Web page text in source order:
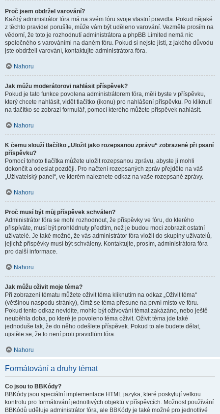
Proč jsem obdržel varování?
Každý administrátor fóra má na svém fóru svoje vlastní pravidla. Pokud nějaké
z těchto pravidel porušíte, může vám být uděleno varování. Vezměte prosím na
vědomí, že toto je rozhodnutí administrátora a phpBB Limited nemá nic
společného s varováními na daném fóru. Pokud si nejste jisti, z jakého důvodu
jste obdrželi varování, kontaktujte administrátora fóra.
Nahoru
Jak můžu moderátorovi nahlásit příspěvek?
Pokud je tato funkce povolena administrátorem fóra, měli byste v příspěvku,
který chcete nahlásit, vidět tlačítko (ikonu) pro nahlášení příspěvku. Po kliknutí
na tlačítko se zobrazí formulář, pomocí kterého můžete příspěvek nahlásit.
Nahoru
K čemu slouží tlačítko „Uložit jako rozepsanou zprávu“ zobrazené při psaní
příspěvku?
Pomocí tohoto tlačítka můžete uložit rozepsanou zprávu, abyste ji mohli
dokončit a odeslat později. Pro načtení rozepsaných zpráv přejděte na váš
„Uživatelský panel“, ve kterém naleznete odkaz na vaše rozepsané zprávy.
Nahoru
Proč musí být můj příspěvek schválen?
Administrátor fóra se mohl rozhodnout, že příspěvky ve fóru, do kterého
přispíváte, musí být prohlédnuty předtím, než je budou moci zobrazit ostatní
uživatelé. Je také možné, že vás administrátor fóra vložil do skupiny uživatelů,
jejichž příspěvky musí být schváleny. Kontaktujte, prosím, administrátora fóra
pro další informace.
Nahoru
Jak můžu oživit moje téma?
Při zobrazení tématu můžete oživit téma kliknutím na odkaz „Oživit téma“
(většinou naspodu stránky), čímž se téma přesune na první místo ve fóru.
Pokud tento odkaz nevidíte, mohlo být oživování témat zakázáno, nebo ještě
neuběhla doba, po které je povoleno téma oživit. Oživit téma jde také
jednoduše tak, že do něho odešlete příspěvek. Pokud to ale budete dělat,
ujistěte se, že to není proti pravidlům fóra.
Nahoru
Formátování a druhy témat
Co jsou to BBKódy?
BBKódy jsou speciální implementace HTML jazyka, které poskytují velkou
kontrolu pro formátování jednotlivých objektů v příspěvcích. Možnost používání
BBKódů uděluje administrátor fóra, ale BBKódy je také možné pro jednotlivé